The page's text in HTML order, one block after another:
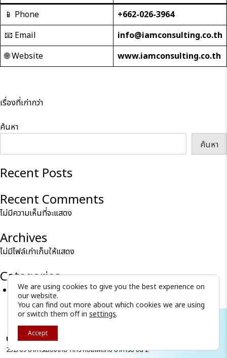
📱 Phone
+662-026-3964
📧 Email
info@iamconsulting.co.th
🌐 Website
www.iamconsulting.co.th
แนะแนว
เรื่องที่เก่ากว่า
ค้นหา
ค้นหา
Recent Posts
Recent Comments
ไม่มีความเห็นที่จะแสดง
Archives
ไม่มีไฟล์เก่าเก็บให้แสดง
Categories
ไม่มีหมวดหมู่
บริษัท ไอ แอม คอนซัลติ้ง จำกัด
252/69 อาคารเมืองไทย-ภัทร คอมเพล็กซ์ อาคารบี ชั้น 2
We are using cookies to give you the best experience on
our website.
You can find out more about which cookies we are using
or switch them off in settings.
Accept